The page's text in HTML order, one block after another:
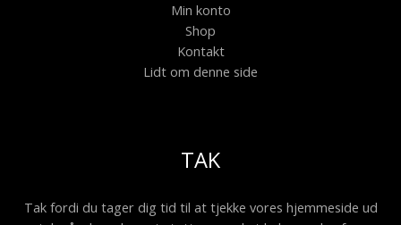
Min konto
Shop
Kontakt
Lidt om denne side
TAK
Tak fordi du tager dig tid til at tjekke vores hjemmeside ud